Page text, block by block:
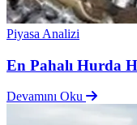
Piyasa Analizi
En Pahalı Hurda
Devamını Oku